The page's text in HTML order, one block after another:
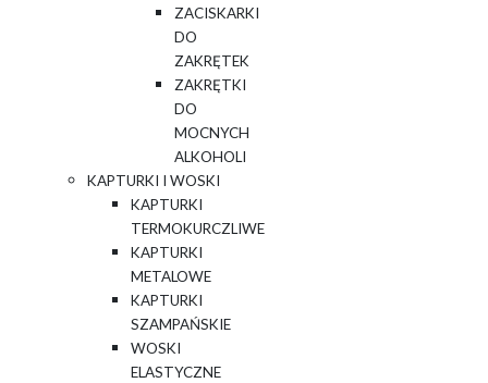
ZACISKARKI
DO
ZAKRĘTEK
ZAKRĘTKI
DO
MOCNYCH
ALKOHOLI
KAPTURKI I WOSKI
KAPTURKI
TERMOKURCZLIWE
KAPTURKI
METALOWE
KAPTURKI
SZAMPAŃSKIE
WOSKI
ELASTYCZNE